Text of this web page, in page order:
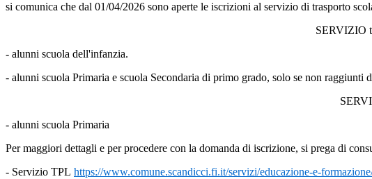
si comunica che dal 01/04/2026 sono aperte le iscrizioni al servizio di trasporto
SERVIZIO
- alunni scuola dell'infanzia.
- alunni scuola Primaria e scuola Secondaria di primo grado, solo se non raggiunti
- alunni scuola Primaria
Per maggiori dettagli e per procedere con la domanda di iscrizione, si prega di
- Servizio TPL https://www.comune.scandicci.fi.it/servizi/educazione-e-